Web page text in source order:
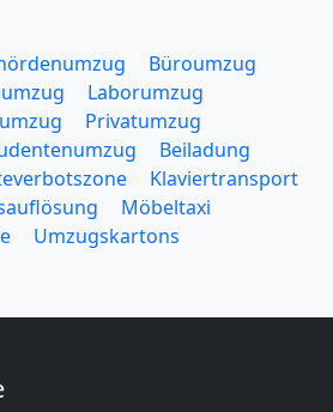
Büroumzug
Laborumzug
Privatumzug
Beiladung
Klaviertransport
Möbeltaxi
Umzugskartons